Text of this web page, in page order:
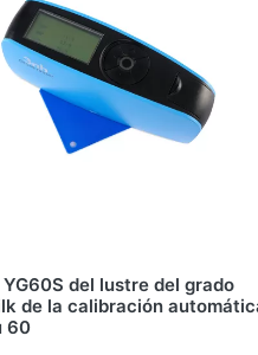
del lustre del grado
de la calibración
60